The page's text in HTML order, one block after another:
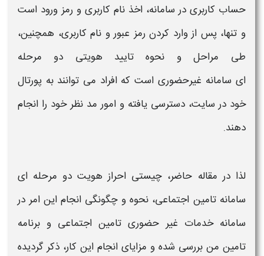
حساب کاربری در سامانه، اخذ نام کاربری و رمز ورود است
و تنها، پس از وارد کردن رمز عبور و نام کاربری، همچنین،
طی مراحل و نحوه تایید هویتی دو مرحله
ای سامانه غیرحضوری است که افراد می توانند به پورتال
خود در سایت، دسترسی یافته و امور مد نظر خود را انجام
دهند.
لذا در مقاله حاضر، چیستی احراز هویت دو مرحله ای
سامانه تامین اجتماعی، نحوه و چگونگی انجام این امر در
سامانه خدمات غیر حضوری تامین اجتماعی و برنامه
تامین من بررسی شده و مزایای انجام این کار، ذکر گردیده